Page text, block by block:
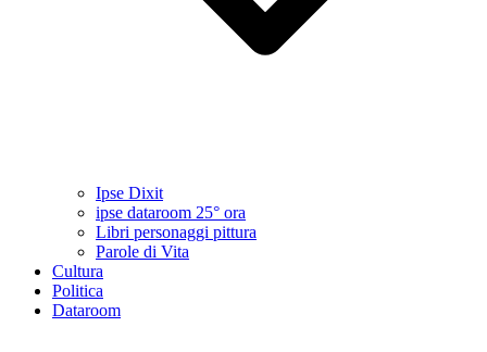
Ipse Dixit
ipse dataroom 25° ora
Libri personaggi pittura
Parole di Vita
Cultura
Politica
Dataroom